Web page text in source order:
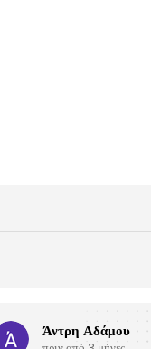
Άντρη Αδάμου